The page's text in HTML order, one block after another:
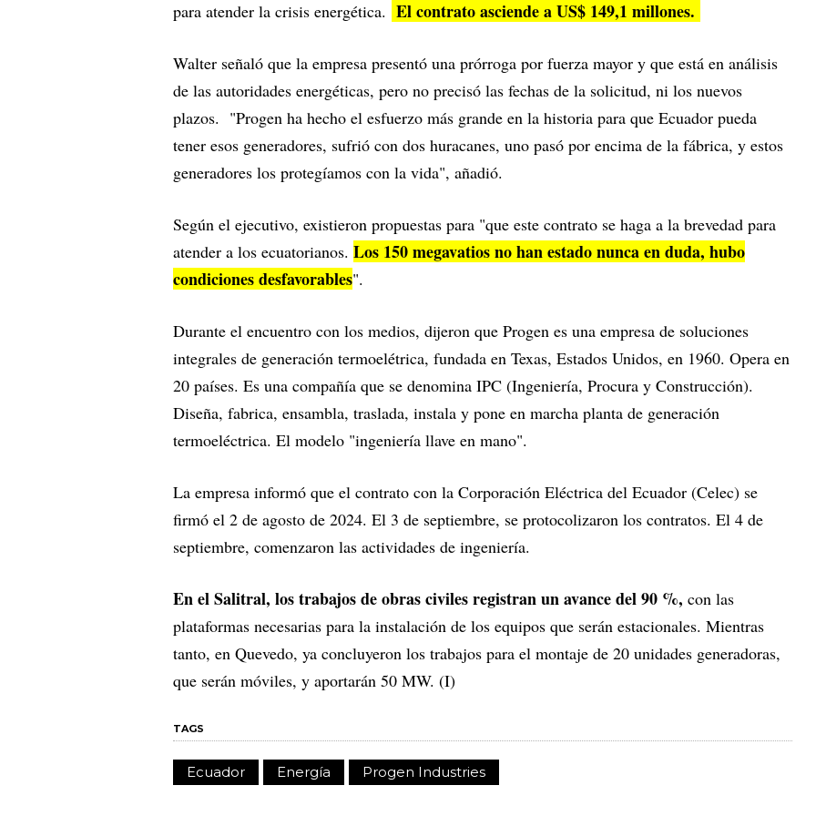
para atender la crisis energética. El contrato asciende a US$ 149,1 millones.
Walter señaló que la empresa presentó una prórroga por fuerza mayor y que está en análisis
de las autoridades energéticas, pero no precisó las fechas de la solicitud, ni los nuevos
plazos. "Progen ha hecho el esfuerzo más grande en la historia para que Ecuador pueda
tener esos generadores, sufrió con dos huracanes, uno pasó por encima de la fábrica, y estos
generadores los protegíamos con la vida", añadió.
Según el ejecutivo, existieron propuestas para "que este contrato se haga a la brevedad para
atender a los ecuatorianos. Los 150 megavatios no han estado nunca en duda, hubo
condiciones desfavorables".
Durante el encuentro con los medios, dijeron que Progen es una empresa de soluciones
integrales de generación termoelétrica, fundada en Texas, Estados Unidos, en 1960. Opera en
20 países. Es una compañía que se denomina IPC (Ingeniería, Procura y Construcción).
Diseña, fabrica, ensambla, traslada, instala y pone en marcha planta de generación
termoeléctrica. El modelo "ingeniería llave en mano".
La empresa informó que el contrato con la Corporación Eléctrica del Ecuador (Celec) se
firmó el 2 de agosto de 2024. El 3 de septiembre, se protocolizaron los contratos. El 4 de
septiembre, comenzaron las actividades de ingeniería.
En el Salitral, los trabajos de obras civiles registran un avance del 90 %, con las
plataformas necesarias para la instalación de los equipos que serán estacionales. Mientras
tanto, en Quevedo, ya concluyeron los trabajos para el montaje de 20 unidades generadoras,
que serán móviles, y aportarán 50 MW. (I)
TAGS
Ecuador Energía Progen Industries